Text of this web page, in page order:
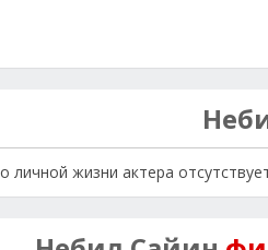
личной жизни актера